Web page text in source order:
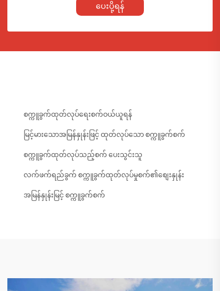
ပေးပို့ရန်
စက္ကူခွက်ထုတ်လုပ်ရေးစက်ဝယ်ယူရန်
မြင့်မားသောအမြန်နှုန်းဖြင့် ထုတ်လုပ်သော စက္ကူခွက်စက်
စက္ကူခွက်ထုတ်လုပ်သည့်စက် ပေးသွင်းသူ
လက်ဖက်ရည်ခွက် စက္ကူခွက်ထုတ်လုပ်မှုစက်၏စျေးနှုန်း
အမြန်နှုန်းမြင့် စက္ကူခွက်စက်